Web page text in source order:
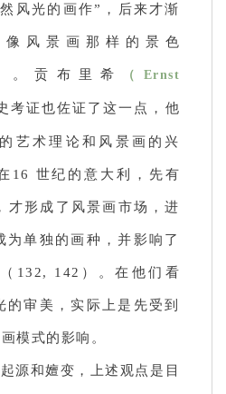
风光的画作”，后来才渐
风景画那样的景色
。贡布里希 （Ernst
考证也佐证了这一点，他
艺术理论和风景画的兴
16 世纪的意大利，先有
才形成了风景画市场，进
为单独的画种，并影响了
132, 142）。在他们看
审美，实际上是先受到
模式的影响。
源和嬗变，上述观点是目